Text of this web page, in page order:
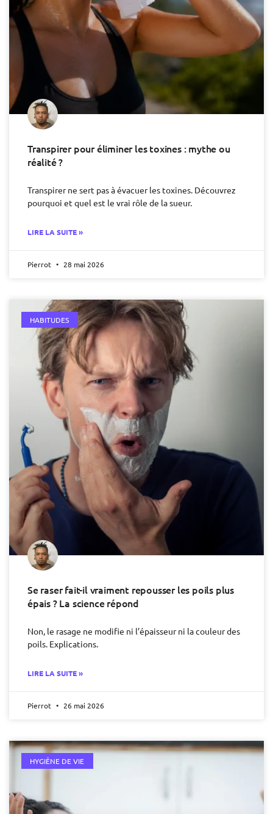
Transpirer pour éliminer les toxines : mythe ou
réalité ?
Transpirer ne sert pas à évacuer les toxines. Découvrez
pourquoi et quel est le vrai rôle de la sueur.
LIRE LA SUITE »
Pierrot 28 mai 2026
HABITUDES
Se raser fait-il vraiment repousser les poils plus
épais ? La science répond
Non, le rasage ne modifie ni l’épaisseur ni la couleur des
poils. Explications.
LIRE LA SUITE »
Pierrot 26 mai 2026
HYGIÈNE DE VIE